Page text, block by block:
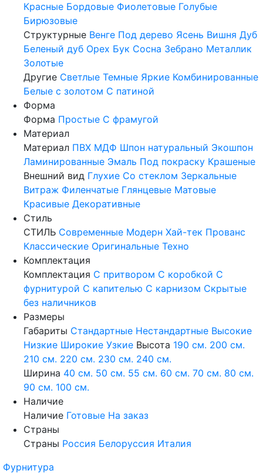
Красные Бордовые Фиолетовые Голубые
Бирюзовые
Структурные Венге Под дерево Ясень Вишня Дуб
Беленый дуб Орех Бук Сосна Зебрано Металлик
Золотые
Другие Светлые Темные Яркие Комбинированные
Белые с золотом С патиной
Форма
Форма Простые С фрамугой
Материал
Материал ПВХ МДФ Шпон натуральный Экошпон
Ламинированные Эмаль Под покраску Крашеные
Внешний вид Глухие Со стеклом Зеркальные
Витраж Филенчатые Глянцевые Матовые
Красивые Декоративные
Стиль
СТИЛЬ Современные Модерн Хай-тек Прованс
Классические Оригинальные Техно
Комплектация
Комплектация С притвором С коробкой С
фурнитурой С капителью С карнизом Скрытые
без наличников
Размеры
Габариты Стандартные Нестандартные Высокие
Низкие Широкие Узкие Высота 190 см. 200 см.
210 см. 220 см. 230 см. 240 см.
Ширина 40 см. 50 см. 55 см. 60 см. 70 см. 80 см.
90 см. 100 см.
Наличие
Наличие Готовые На заказ
Страны
Страны Россия Белоруссия Италия
Фурнитура